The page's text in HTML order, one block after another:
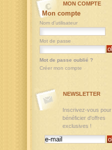
MON COMPTE
Mon compte
Nom d'utilisateur
Mot de passe
Mot de passe oublié ?
Créer mon compte
NEWSLETTER
Inscrivez-vous pour
bénéficier d'offres
exclusives !